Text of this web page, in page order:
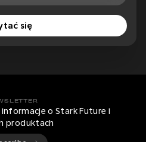
się
o Stark Future i
produktach